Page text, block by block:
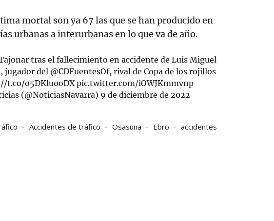
mortal son ya 67 las que se han producido en
urbanas a interurbanas en lo que va de año.
tras el fallecimiento en accidente de Luis Miguel
jugador del @CDFuentesOf, rival de Copa de los rojillos
t.co/o5DKluooDX pic.twitter.com/iOWJKmmvnp
(@NoticiasNavarra) 9 de diciembre de 2022
Accidentes de tráfico Osasuna Ebro accidentes